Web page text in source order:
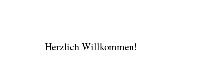
Herzlich Willkommen!